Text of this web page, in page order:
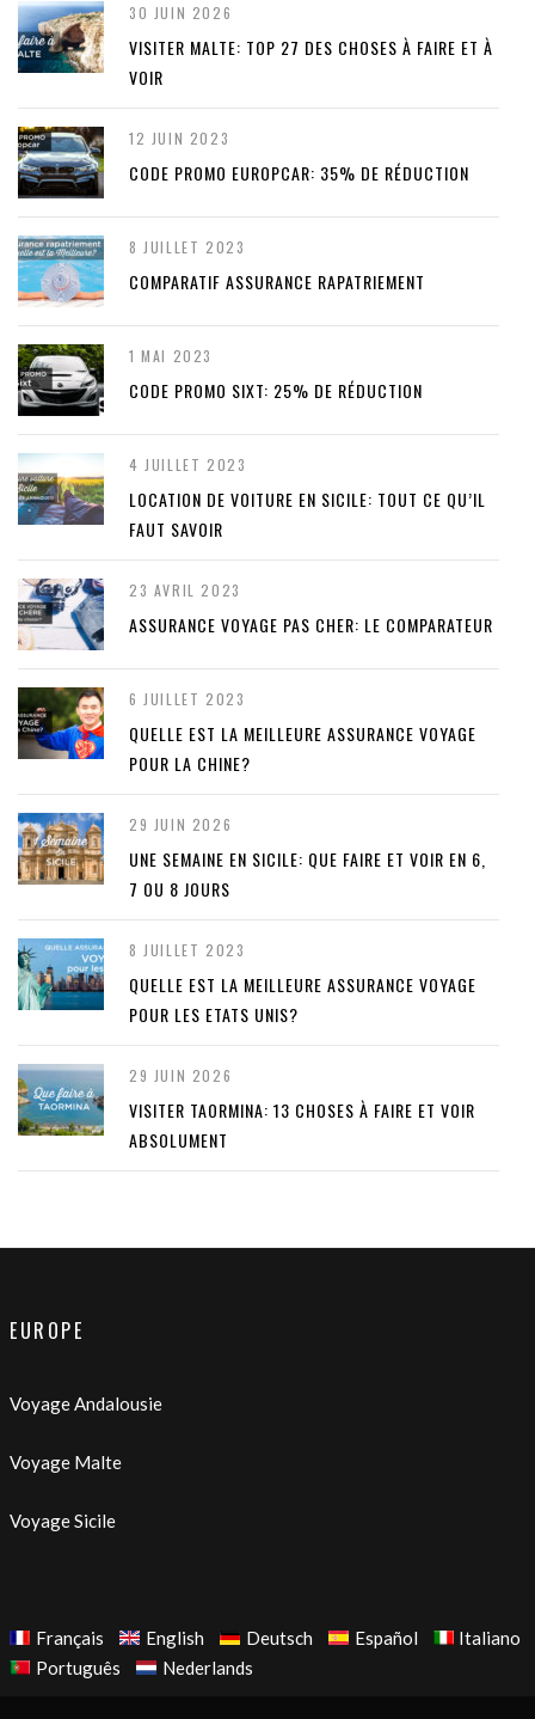
30 JUIN 2026
VISITER MALTE: TOP 27 DES CHOSES À FAIRE ET À
VOIR
12 JUIN 2023
CODE PROMO EUROPCAR: 35% DE RÉDUCTION
8 JUILLET 2023
COMPARATIF ASSURANCE RAPATRIEMENT
1 MAI 2023
CODE PROMO SIXT: 25% DE RÉDUCTION
4 JUILLET 2023
LOCATION DE VOITURE EN SICILE: TOUT CE QU’IL
FAUT SAVOIR
23 AVRIL 2023
ASSURANCE VOYAGE PAS CHER: LE COMPARATEUR
6 JUILLET 2023
QUELLE EST LA MEILLEURE ASSURANCE VOYAGE
POUR LA CHINE?
29 JUIN 2026
UNE SEMAINE EN SICILE: QUE FAIRE ET VOIR EN 6,
7 OU 8 JOURS
8 JUILLET 2023
QUELLE EST LA MEILLEURE ASSURANCE VOYAGE
POUR LES ETATS UNIS?
29 JUIN 2026
VISITER TAORMINA: 13 CHOSES À FAIRE ET VOIR
ABSOLUMENT
EUROPE
Voyage Andalousie
Voyage Malte
Voyage Sicile
Français English Deutsch Español
Italiano
Português
Nederlands